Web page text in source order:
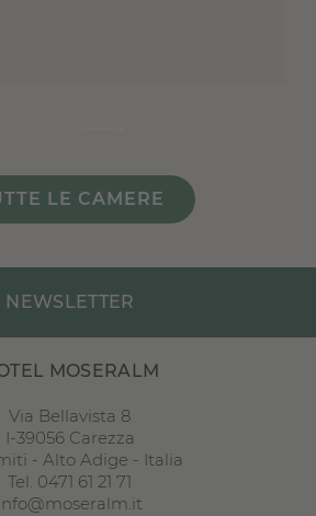
LE CAMERE
NEWSLETTER
MOSERALM
Via Bellavista 8
I-39056 Carezza
- Alto Adige - Italia
Tel. 0471 61 21 71